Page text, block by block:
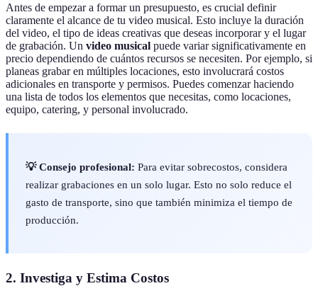
Antes de empezar a formar un presupuesto, es crucial definir
claramente el alcance de tu video musical. Esto incluye la duración
del video, el tipo de ideas creativas que deseas incorporar y el lugar
de grabación. Un video musical puede variar significativamente en
precio dependiendo de cuántos recursos se necesiten. Por ejemplo, si
planeas grabar en múltiples locaciones, esto involucrará costos
adicionales en transporte y permisos. Puedes comenzar haciendo
una lista de todos los elementos que necesitas, como locaciones,
equipo, catering, y personal involucrado.
💡 Consejo profesional: Para evitar sobrecostos, considera
realizar grabaciones en un solo lugar. Esto no solo reduce el
gasto de transporte, sino que también minimiza el tiempo de
producción.
2. Investiga y Estima Costos